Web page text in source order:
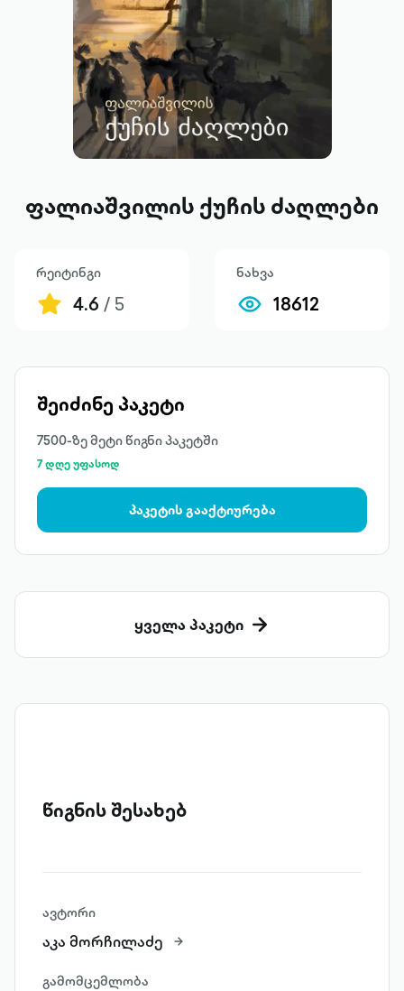
ფალიაშვილის ქუჩის ძაღლები
რეიტინგი
4.6 / 5
ნახვა
18612
შეიძინე პაკეტი
7500-ზე მეტი წიგნი პაკეტში
7 დღე უფასოდ
პაკეტის გააქტიურება
ყველა პაკეტი
წიგნის შესახებ
ავტორი
აკა მორჩილაძე
გამომცემლობა